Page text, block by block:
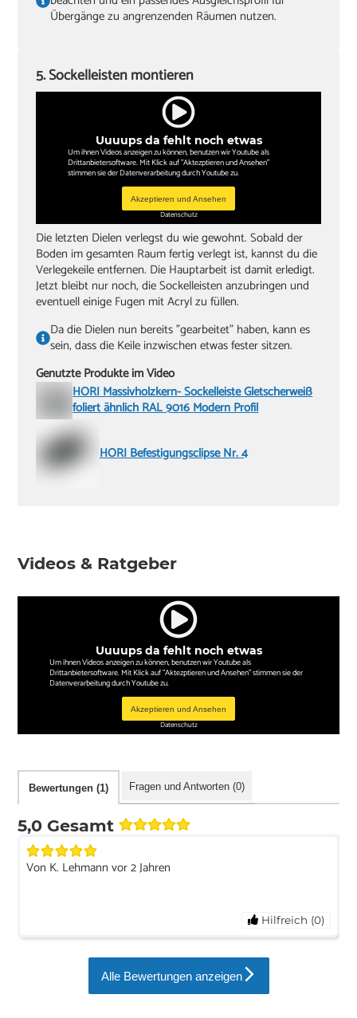
Übergänge zu angrenzenden Räumen nutzen.
Uuuups da fehlt noch etwas
Um ihnen Videos anzeigen zu können, benutzen wir Youtube als
Drittanbietersoftware. Mit Klick auf "Aktezptieren und Ansehen"
stimmen sie der Datenverarbeitung durch Youtube zu.
Akzeptieren und Ansehen
Datenschutz
5. Sockelleisten montieren
Die letzten Dielen verlegst du wie gewohnt. Sobald der
Boden im gesamten Raum fertig verlegt ist, kannst du die
Verlegekeile entfernen. Die Hauptarbeit ist damit erledigt.
Jetzt bleibt nur noch, die Sockelleisten anzubringen und
eventuell einige Fugen mit Acryl zu füllen.
Da die Dielen nun bereits "gearbeitet" haben, kann es
sein, dass die Keile inzwischen etwas fester sitzen.
Genutzte Produkte im Video
HORI Massivholzkern- Sockelleiste Gletscherweiß
foliert ähnlich RAL 9016 Modern Profil
HORI Befestigungsclipse Nr. 4
Videos & Ratgeber
Uuuups da fehlt noch etwas
Um ihnen Videos anzeigen zu können, benutzen wir Youtube als
Drittanbietersoftware. Mit Klick auf "Aktezptieren und Ansehen" stimmen sie der
Datenverarbeitung durch Youtube zu.
Akzeptieren und Ansehen
Datenschutz
Bewertungen (1) Fragen und Antworten (0)
5,0 Gesamt
Von K. Lehmann vor 2 Jahren
Hilfreich (0)
Alle Bewertungen anzeigen